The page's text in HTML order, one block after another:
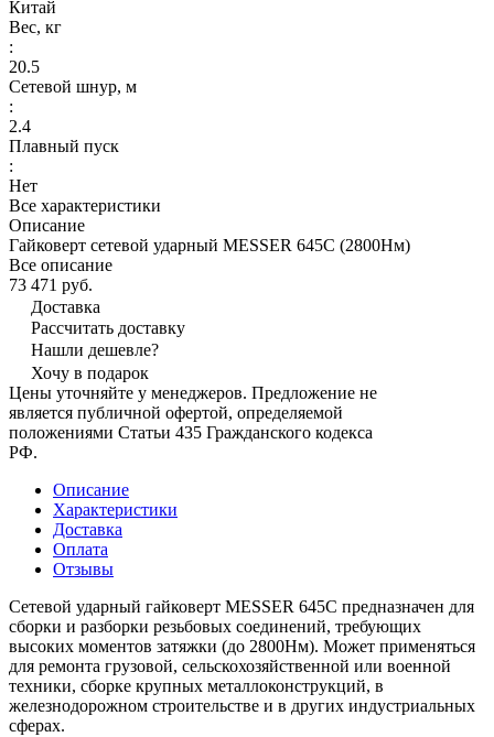
Китай
Вес, кг
:
20.5
Сетевой шнур, м
:
2.4
Плавный пуск
:
Нет
Все характеристики
Описание
Гайковерт сетевой ударный MESSER 645C (2800Нм)
Все описание
73 471 руб.
Доставка
Рассчитать доставку
Нашли дешевле?
Хочу в подарок
Цены уточняйте у менеджеров. Предложение не
является публичной офертой, определяемой
положениями Статьи 435 Гражданского кодекса
РФ.
Описание
Характеристики
Доставка
Оплата
Отзывы
Сетевой ударный гайковерт MESSER 645C предназначен для
сборки и разборки резьбовых соединений, требующих
высоких моментов затяжки (до 2800Нм). Может применяться
для ремонта грузовой, сельскохозяйственной или военной
техники, сборке крупных металлоконструкций, в
железнодорожном строительстве и в других индустриальных
сферах.